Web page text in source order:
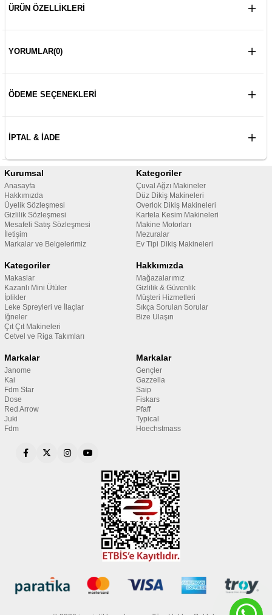
ÜRÜN ÖZELLIKLERI
YORUMLAR(0)
ÖDEME SEÇENEKLERI
İPTAL & İADE
Kurumsal
Anasayfa
Hakkımızda
Üyelik Sözleşmesi
Gizlilik Sözleşmesi
Mesafeli Satış Sözleşmesi
İletişim
Markalar ve Belgelerimiz
Kategoriler
Çuval Ağzı Makineler
Düz Dikiş Makineleri
Overlok Dikiş Makineleri
Kartela Kesim Makineleri
Makine Motorları
Mezuralar
Ev Tipi Dikiş Makineleri
Kategoriler
Makaslar
Kazanlı Mini Ütüler
İplikler
Leke Spreyleri ve İlaçlar
İğneler
Çıt Çıt Makineleri
Cetvel ve Riga Takımları
Hakkımızda
Mağazalarımız
Gizlilik & Güvenlik
Müşteri Hizmetleri
Sıkça Sorulan Sorular
Bize Ulaşın
Markalar
Janome
Kai
Fdm Star
Dose
Red Arrow
Juki
Fdm
Markalar
Gençler
Gazzella
Saip
Fiskars
Pfaff
Typical
Hoechstmass